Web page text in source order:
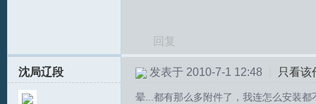
车
回复
沈局辽段 发表于 2010-7-1 12:48 只看该
晕...都有那么多附件了，我连怎么安装都